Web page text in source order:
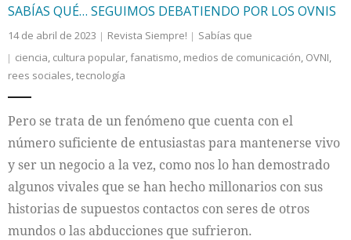
SABÍAS QUÉ… SEGUIMOS DEBATIENDO POR LOS OVNIS
14 de abril de 2023 Revista Siempre!
Sabías que
ciencia, cultura popular,fanatismo, medios de comunicación, OVNI,
rees sociales,tecnología
Pero se trata de un fenómeno que cuenta con el
número suficiente de entusiastas para mantenerse vivo
y ser un negocio a la vez, como nos lo han demostrado
algunos vivales que se han hecho millonarios con sus
historias de supuestos contactos con seres de otros
mundos o las abducciones que sufrieron.